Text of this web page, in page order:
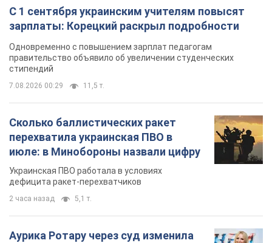
С 1 сентября украинским учителям повысят
зарплаты: Корецкий раскрыл подробности
Одновременно с повышением зарплат педагогам
правительство объявило об увеличении студенческих
стипендий
7.08.2026 00:29 11,5 т.
Сколько баллистических ракет
перехватила украинская ПВО в
июле: в Минобороны назвали цифру
Украинская ПВО работала в условиях
дефицита ракет-перехватчиков
2 часа назад 5,1 т.
Аурика Ротару через суд изменила